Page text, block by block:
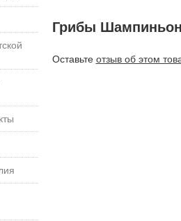
Грибы
Оставьте отзыв об этом